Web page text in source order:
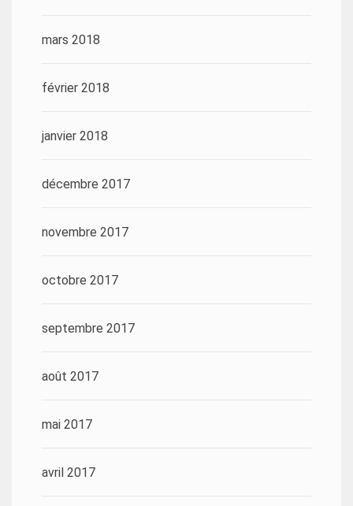
mars 2018
février 2018
janvier 2018
décembre 2017
novembre 2017
octobre 2017
septembre 2017
août 2017
mai 2017
avril 2017